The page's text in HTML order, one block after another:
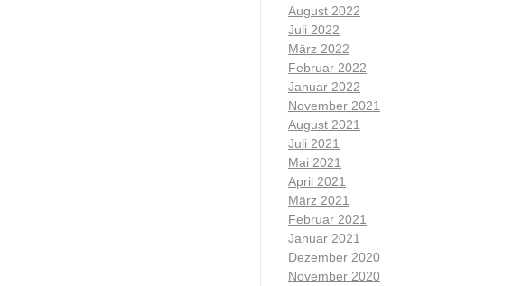
August 2022
Juli 2022
März 2022
Februar 2022
Januar 2022
November 2021
August 2021
Juli 2021
Mai 2021
April 2021
März 2021
Februar 2021
Januar 2021
Dezember 2020
November 2020